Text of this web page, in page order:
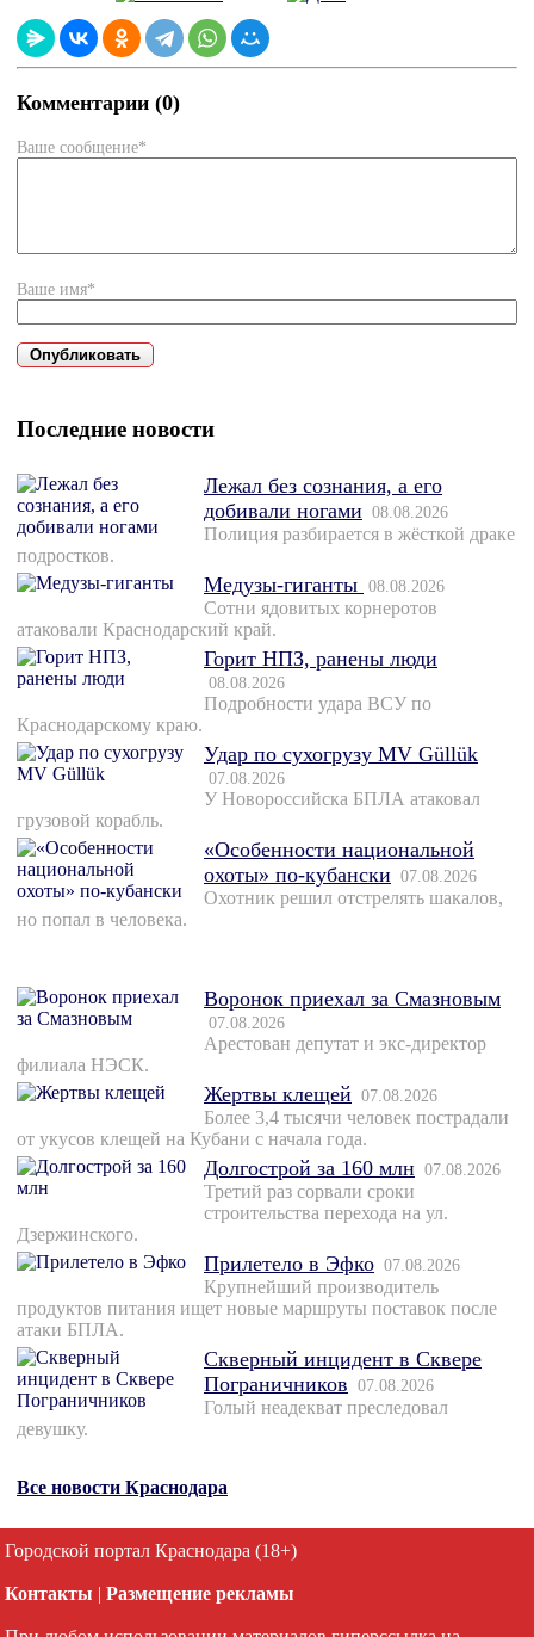
Комментарии (0)
Ваше сообщение*
Ваше имя*
Последние новости
Лежал без сознания, а его
добивали ногами 08.08.2026
Полиция разбирается в жёсткой драке
подростков.
Медузы-гиганты 08.08.2026
Сотни ядовитых корнеротов
атаковали Краснодарский край.
Горит НПЗ, ранены люди
08.08.2026
Подробности удара ВСУ по
Краснодарскому краю.
Удар по сухогрузу MV Güllük
07.08.2026
У Новороссийска БПЛА атаковал
грузовой корабль.
«Особенности национальной
охоты» по-кубански 07.08.2026
Охотник решил отстрелять шакалов,
но попал в человека.
Воронок приехал за Смазновым
07.08.2026
Арестован депутат и экс-директор
филиала НЭСК.
Жертвы клещей 07.08.2026
Более 3,4 тысячи человек пострадали
от укусов клещей на Кубани с начала года.
Долгострой за 160 млн 07.08.2026
Третий раз сорвали сроки
строительства перехода на ул.
Дзержинского.
Прилетело в Эфко 07.08.2026
Крупнейший производитель
продуктов питания ищет новые маршруты поставок после
атаки БПЛА.
Скверный инцидент в Сквере
Пограничников 07.08.2026
Голый неадекват преследовал
девушку.
Все новости Краснодара
Городской портал Краснодара (18+)
Контакты | Размещение рекламы